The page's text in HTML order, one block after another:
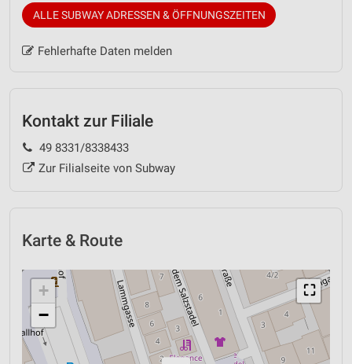
ALLE SUBWAY ADRESSEN & ÖFFNUNGSZEITEN
Fehlerhafte Daten melden
Kontakt zur Filiale
49 8331/8338433
Zur Filialseite von Subway
Karte & Route
⛶
+
−